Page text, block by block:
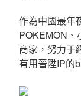
作為中國最年
POKEMON、
商家，努力于
有用晉陞IP的